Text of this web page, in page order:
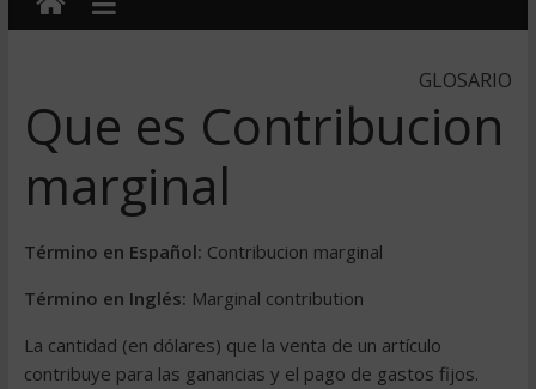
GLOSARIO
Que es Contribucion
marginal
Término en Español: Contribucion marginal
Término en Inglés: Marginal contribution
La cantidad (en dólares) que la venta de un artículo
contribuye para las ganancias y el pago de gastos fijos.